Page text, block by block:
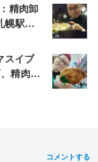
精肉卸
幌駅北
た
スイブ
精肉あ
（醤
コメントする